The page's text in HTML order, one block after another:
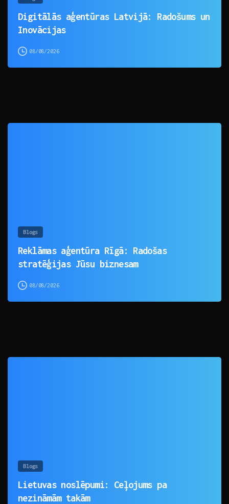
Digitālās aģentūras Latvijā: Radošums un
Inovācijas
08/08/2026
Blogs
Reklāmas aģentūra Rīgā: Radošas
stratēģijas Jūsu biznesam
08/08/2026
Blogs
Lietuvas noslēpumi: Ceļojums pa
nezināmām takām